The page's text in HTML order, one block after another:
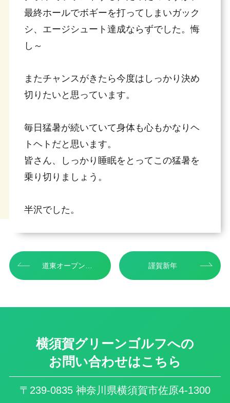
最終ホールでボギーを打ってしまいガック
シ、エージシュート達成ならずでした。悔
し～
またチャンスがきたら今度はしっかり決め
切りたいと思っています。
毎日猛暑が続いていて身体も心もかなりヘ
トヘトだと思います。
皆さん、しっかり睡眠をとってこの猛暑を
乗り切りましょう。
半沢でした。
道東オープンゴルフ選手権... 謹賀新年
横須賀グリーンゴルフへの
お問い合わせはこちら
〒239-0835 神奈川県横須賀市佐原4-1300